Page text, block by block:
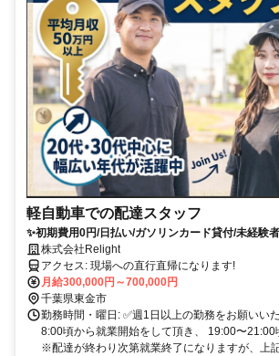
軽自動車での配達スタッフ
✨初期費用0円/日払い/ガソリンカード貸付/未経験
株式会社Relight
アクセス: 現場への直行直帰になります!
月給300,000円～700,000円
千葉県東金市
勤務時間・曜日: ✅週1日以上の勤務をお願いい
8:00頃から就業開始をして頂き、 19:00〜21:00
※配達が終わり次第就業終了になりますが、上